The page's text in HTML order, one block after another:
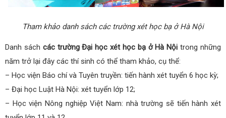
Tham khảo danh sách các trường xét học bạ ở Hà Nội
Danh sách các trường Đại học xét học bạ ở Hà Nội trong những
năm trở lại đây các thí sinh có thể tham khảo, cụ thể:
– Học viện Báo chí và Tuyên truyền: tiến hành xét tuyển 6 học kỳ;
– Đại học Luật Hà Nội: xét tuyển lớp 12;
– Học viện Nông nghiệp Việt Nam: nhà trường sẽ tiến hành xét